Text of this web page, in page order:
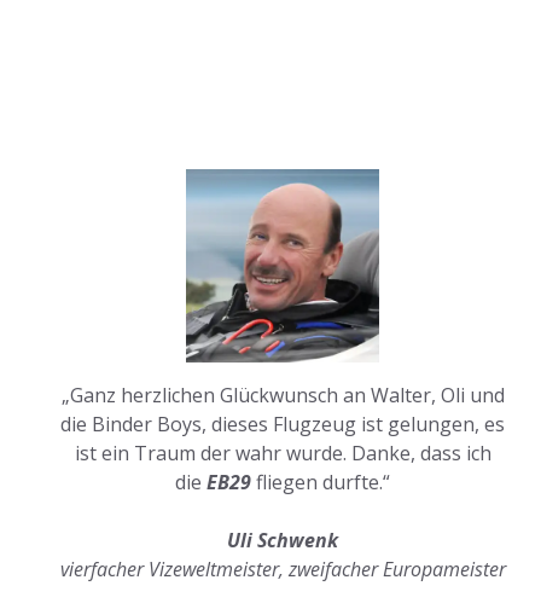
„Ganz herzlichen Glückwunsch an Walter, Oli und
die Binder Boys, dieses Flugzeug ist gelungen, es
ist ein Traum der wahr wurde. Danke, dass ich
die EB29fliegen durfte.“
Uli Schwenk
vierfacher Vizeweltmeister, zweifacher Europameister